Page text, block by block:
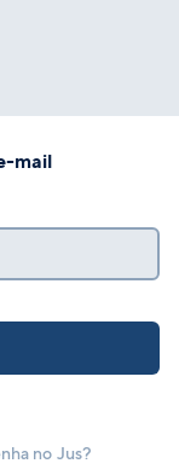
mail
no Jus?